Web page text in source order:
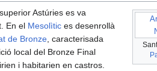
Astúries es va
En el Mesolìtic es desenrollà
de Bronze, caracterisada
local del Bronze Final
i habitarien en castros.